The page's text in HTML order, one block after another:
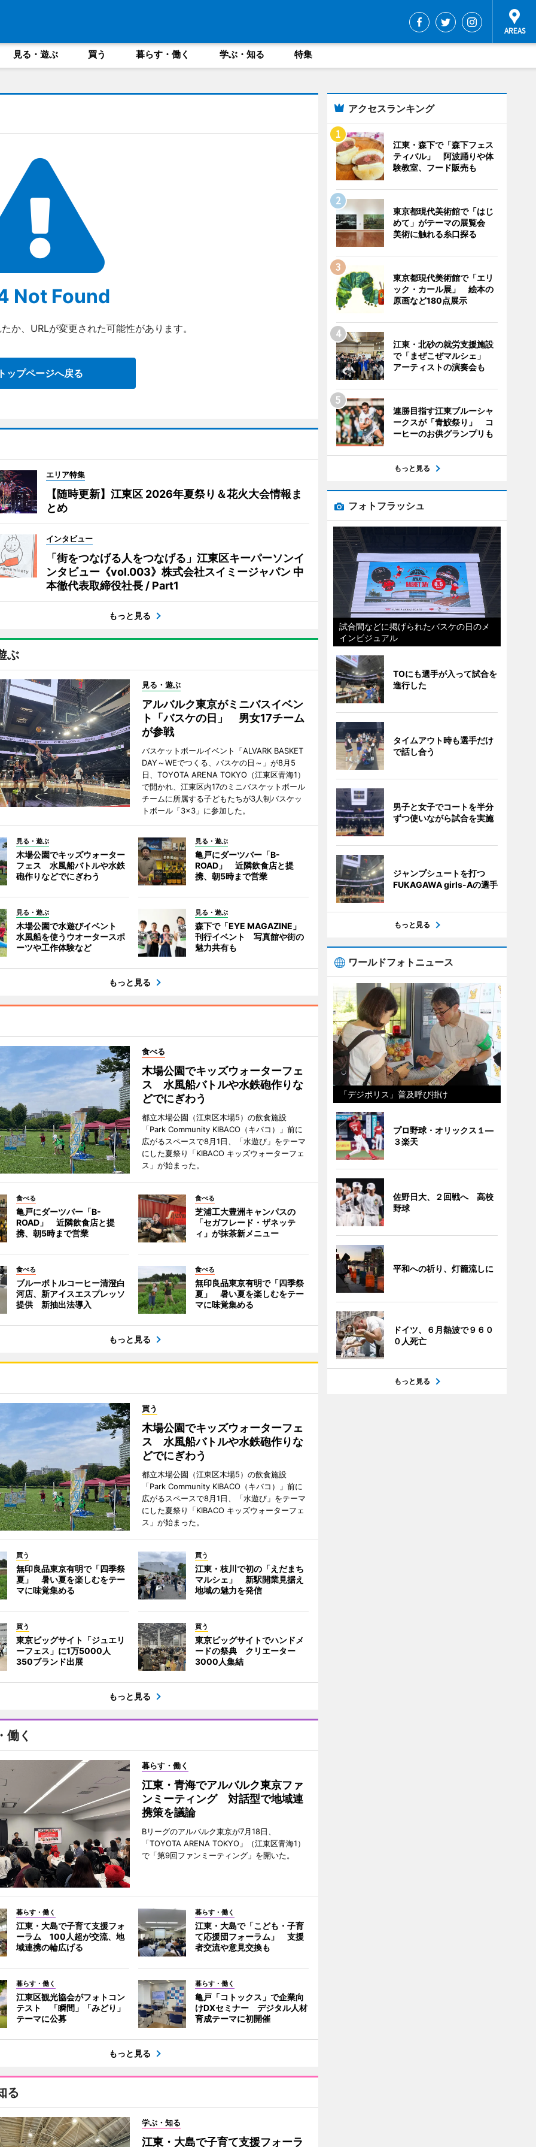
見る・遊ぶ 買う 暮らす・働く 学ぶ・知る 特集
Not Found
か、URLが変更された可能性があります。
ップページへ戻る
エリア特集
【随時更新】江東区 2026年夏祭り＆花火大会情報ま
とめ
インタビュー
「街をつなげる人をつなげる」江東区キーパーソンイ
ンタビュー《vol.003》株式会社スイミージャパン 中
本徹代表取締役社長 / Part1
もっと見る
ぶ
見る・遊ぶ
アルバルク東京がミニバスイベン
ト「バスケの日」 男女17チーム
が参戦
バスケットボールイベント「ALVARK BASKET
DAY～WEでつくる、バスケの日～」が8月5
日、TOYOTA ARENA TOKYO（江東区青海1）
で開かれ、江東区内17のミニバスケットボール
チームに所属する子どもたちが3人制バスケッ
トボール「3×3」に参加した。
見る・遊ぶ
木場公園でキッズウォーター
フェス 水風船バトルや水鉄
砲作りなどでにぎわう
見る・遊ぶ
亀戸にダーツバー「B-
ROAD」 近隣飲食店と提
携、朝5時まで営業
見る・遊ぶ
木場公園で水遊びイベント
水風船を使うウオータースポ
ーツや工作体験など
見る・遊ぶ
森下で「EYE MAGAZINE」
刊行イベント 写真館や街の
魅力共有も
もっと見る
食べる
木場公園でキッズウォーターフェ
ス 水風船バトルや水鉄砲作りな
どでにぎわう
都立木場公園（江東区木場5）の飲食施設
「Park Community KIBACO（キバコ）」前に
広がるスペースで8月1日、「水遊び」をテーマ
にした夏祭り「KIBACO キッズウォーターフェ
ス」が始まった。
食べる
亀戸にダーツバー「B-
ROAD」 近隣飲食店と提
携、朝5時まで営業
食べる
芝浦工大豊洲キャンパスの
「セガフレード・ザネッテ
ィ」が抹茶新メニュー
食べる
ブルーボトルコーヒー清澄白
河店、新アイスエスプレッソ
提供 新抽出法導入
食べる
無印良品東京有明で「四季祭
夏」 暑い夏を楽しむをテー
マに味覚集める
もっと見る
買う
木場公園でキッズウォーターフェ
ス 水風船バトルや水鉄砲作りな
どでにぎわう
都立木場公園（江東区木場5）の飲食施設
「Park Community KIBACO（キバコ）」前に
広がるスペースで8月1日、「水遊び」をテーマ
にした夏祭り「KIBACO キッズウォーターフェ
ス」が始まった。
買う
無印良品東京有明で「四季祭
夏」 暑い夏を楽しむをテー
マに味覚集める
買う
江東・枝川で初の「えだまち
マルシェ」 新駅開業見据え
地域の魅力を発信
買う
東京ビッグサイト「ジュエリ
ーフェス」に1万5000人
350ブランド出展
買う
東京ビッグサイトでハンドメ
ードの祭典 クリエーター
3000人集結
もっと見る
働く
暮らす・働く
江東・青海でアルバルク東京ファ
ンミーティング 対話型で地域連
携策を議論
Bリーグのアルバルク東京が7月18日、
「TOYOTA ARENA TOKYO」（江東区青海1）
で「第9回ファンミーティング」を開いた。
暮らす・働く
江東・大島で子育て支援フォ
ーラム 100人超が交流、地
域連携の輪広げる
暮らす・働く
江東・大島で「こども・子育
て応援団フォーラム」 支援
者交流や意見交換も
暮らす・働く
江東区観光協会がフォトコン
テスト 「瞬間」「みどり」
テーマに公募
暮らす・働く
亀戸「コトックス」で企業向
けDXセミナー デジタル人材
育成テーマに初開催
もっと見る
る
学ぶ・知る
江東・大島で子育て支援フォーラ
アクセスランキング
江東・森下で「森下フェス
ティバル」 阿波踊りや体
験教室、フード販売も
東京都現代美術館で「はじ
めて」がテーマの展覧会
美術に触れる糸口探る
東京都現代美術館で「エリ
ック・カール展」 絵本の
原画など180点展示
江東・北砂の就労支援施設
で「まぜこぜマルシェ」
アーティストの演奏会も
連勝目指す江東ブルーシャ
ークスが「青鮫祭り」 コ
ーヒーのお供グランプリも
もっと見る
フォトフラッシュ
試合間などに掲げられたバスケの日のメ
インビジュアル
TOにも選手が入って試合を
進行した
タイムアウト時も選手だけ
で話し合う
男子と女子でコートを半分
ずつ使いながら試合を実施
ジャンプシュートを打つ
FUKAGAWA girls-Aの選手
もっと見る
ワールドフォトニュース
「デジポリス」普及呼び掛け
プロ野球・オリックス１―
３楽天
佐野日大、２回戦へ 高校
野球
平和への祈り、灯籠流しに
ドイツ、６月熱波で９６０
０人死亡
もっと見る